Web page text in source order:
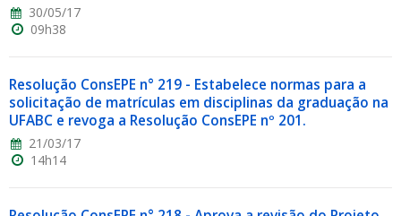
30/05/17
09h38
Resolução ConsEPE n° 219 - Estabelece normas para a
solicitação de matrículas em disciplinas da graduação na
UFABC e revoga a Resolução ConsEPE nº 201.
21/03/17
14h14